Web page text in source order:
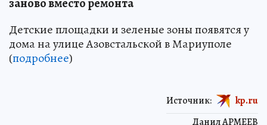
Детские площадки и зеленые зоны появятся у
дома на улице Азовстальской в Мариуполе
(подробнее)
Данил АРМЕЕВ
Источник: kp.ru